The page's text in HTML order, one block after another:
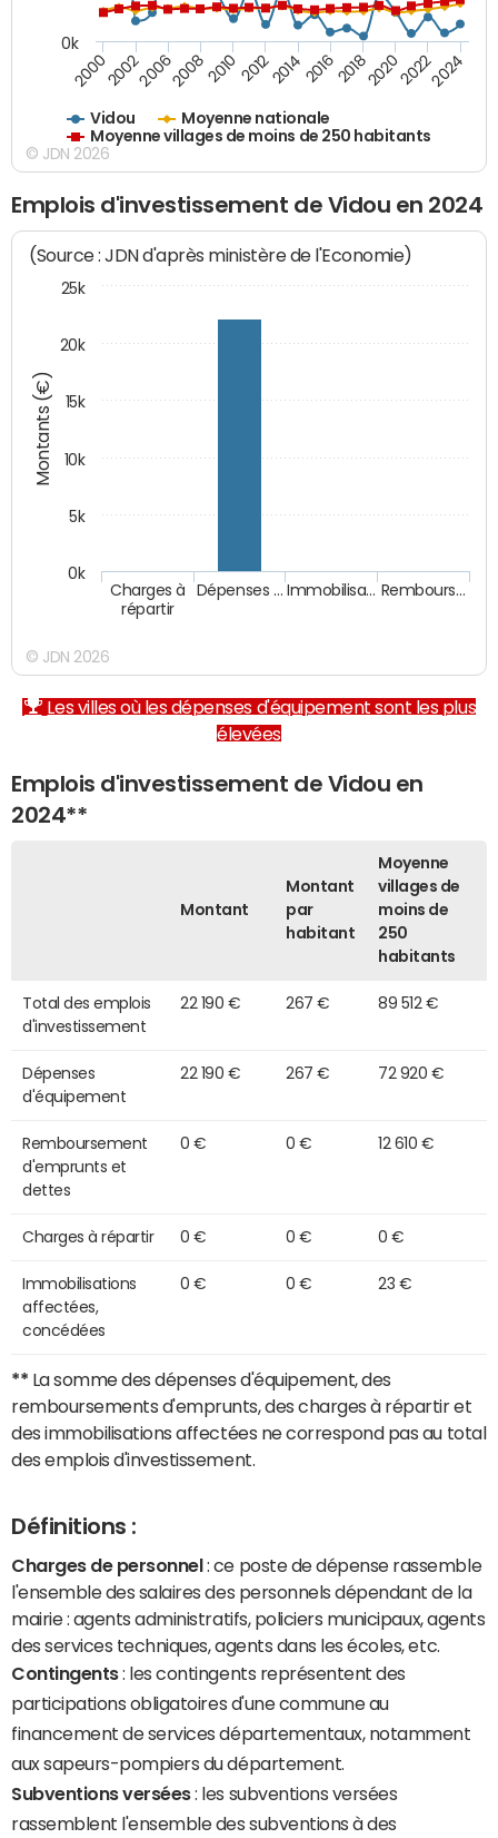
Vidou
Moyenne nationale
Moyenne villages de moins de 250 habitants
20002002200620082010 2012201420162018202020222024
0k
© JDN 2026
Emplois d'investissement de Vidou en 2024
Montants (€)
(Source : JDN d'après ministère de l'Economie)
Charges à
répartir
Dépenses … Immobilisa… Rembours…
0k
5k
10k
15k
20k
25k
© JDN 2026
Les villes où les dépenses d'équipement sont les plus
élevées
Emplois d'investissement de Vidou en
2024**
Montant
Montant
par
habitant
Moyenne
villages de
moins de
250
habitants
Total des emplois
d'investissement
22 190 € 267 € 89 512 €
Dépenses
d'équipement
22 190 € 267 € 72 920 €
Remboursement
d'emprunts et
dettes
0 € 0 € 12 610 €
Charges à répartir 0 € 0 € 0 €
Immobilisations
affectées,
concédées
0 € 0 € 23 €
** La somme des dépenses d'équipement, des
remboursements d'emprunts, des charges à répartir et
des immobilisations affectées ne correspond pas au total
des emplois d'investissement.
Définitions :
Charges de personnel : ce poste de dépense rassemble
l'ensemble des salaires des personnels dépendant de la
mairie : agents administratifs, policiers municipaux, agents
des services techniques, agents dans les écoles, etc.
Contingents: les contingents représentent des
participations obligatoires d'une commune au
financement de services départementaux, notamment
aux sapeurs-pompiers du département.
Subventions versées: les subventions versées
rassemblent l'ensemble des subventions à des